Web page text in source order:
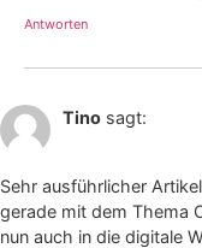
Antworten
Tino sagt:
Sehr ausführlicher
gerade mit dem Thema
nun auch in die digitale